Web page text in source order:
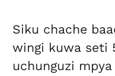
Siku chache
wingi kuwa seti
uchunguzi